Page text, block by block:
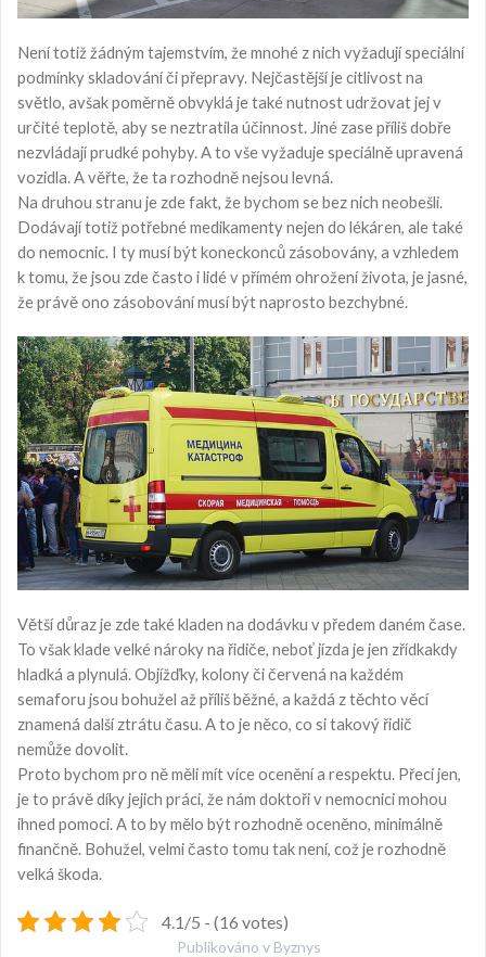
Není totiž žádným tajemstvím, že mnohé z nich vyžadují speciální
podmínky skladování či přepravy. Nejčastější je citlivost na
světlo, avšak poměrně obvyklá je také nutnost udržovat jej v
určité teplotě, aby se neztratila účinnost. Jiné zase příliš dobře
nezvládají prudké pohyby. A to vše vyžaduje speciálně upravená
vozidla. A věřte, že ta rozhodně nejsou levná.
Na druhou stranu je zde fakt, že bychom se bez nich neobešli.
Dodávají totiž potřebné medikamenty nejen do lékáren, ale také
do nemocnic. I ty musí být koneckonců zásobovány, a vzhledem
k tomu, že jsou zde často i lidé v přímém ohrožení života, je jasné,
že právě ono zásobování musí být naprosto bezchybné.
Větší důraz je zde také kladen na dodávku v předem daném čase.
To však klade velké nároky na řidiče, neboť jízda je jen zřídkakdy
hladká a plynulá. Objížďky, kolony či červená na každém
semaforu jsou bohužel až příliš běžné, a každá z těchto věcí
znamená další ztrátu času. A to je něco, co si takový řidič
nemůže dovolit.
Proto bychom pro ně měli mít více ocenění a respektu. Přeci jen,
je to právě díky jejich práci, že nám doktoři v nemocnici mohou
ihned pomoci. A to by mělo být rozhodně oceněno, minimálně
finančně. Bohužel, velmi často tomu tak není, což je rozhodně
velká škoda.
4.1/5 - (16 votes)
Publikováno v Byznys